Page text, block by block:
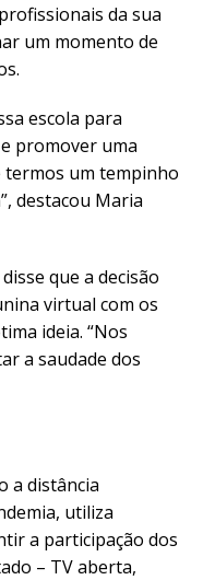
da sua
um momento de
escola para
promover uma
um tempinho
destacou Maria
que a decisão
virtual com os
ideia. “Nos
a saudade dos
a distância
utiliza
a participação dos
– TV aberta,